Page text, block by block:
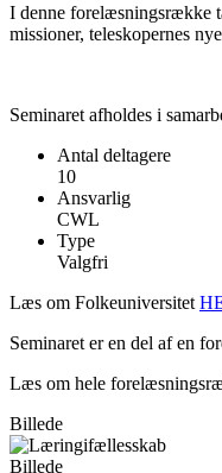
I denne forelæsningsrække
missioner, teleskopernes
Seminaret afholdes i
Antal deltagere
10
Ansvarlig
CWL
Type
Valgfri
Læs om Folkeuniversitet
Seminaret er en del af en
Læs om hele
Billede
Billede